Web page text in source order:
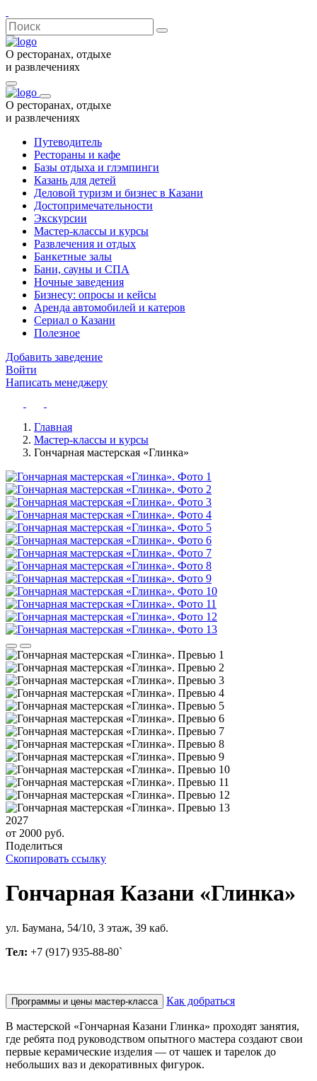
О ресторанах, отдыхе
и развлечениях
О ресторанах, отдыхе
и развлечениях
Путеводитель
Рестораны и кафе
Базы отдыха и глэмпинги
Казань для детей
Деловой туризм и бизнес в Казани
Достопримечательности
Экскурсии
Мастер-классы и курсы
Развлечения и отдых
Банкетные залы
Бани, сауны и СПА
Ночные заведения
Бизнесу: опросы и кейсы
Аренда автомобилей и катеров
Сериал о Казани
Полезное
Добавить заведение
Войти
Написать менеджеру
Главная
Мастер-классы и курсы
Гончарная мастерская «Глинка»
2027
от 2000 руб.
Поделиться
Скопировать ссылку
Гончарная Казани «Глинка»
ул. Баумана, 54/10, 3 этаж, 39 каб.
Тел: +7 (917) 935-88-80`
Программы и цены мастер-класса Как добраться
В мастерской «Гончарная Казани Глинка» проходят занятия,
где ребята под руководством опытного мастера создают свои
первые керамические изделия — от чашек и тарелок до
небольших ваз и декоративных фигурок.